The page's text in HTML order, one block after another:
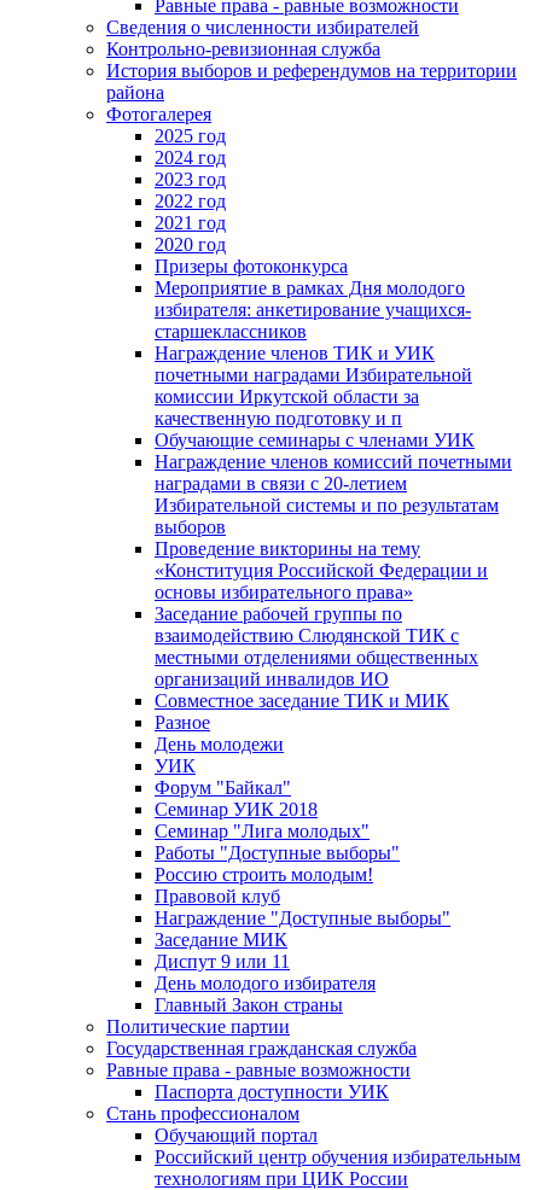
Равные права - равные возможности
Сведения о численности избирателей
Контрольно-ревизионная служба
История выборов и референдумов на территории
района
Фотогалерея
2025 год
2024 год
2023 год
2022 год
2021 год
2020 год
Призеры фотоконкурса
Мероприятие в рамках Дня молодого
избирателя: анкетирование учащихся-
старшеклассников
Награждение членов ТИК и УИК
почетными наградами Избирательной
комиссии Иркутской области за
качественную подготовку и п
Обучающие семинары с членами УИК
Награждение членов комиссий почетными
наградами в связи с 20-летием
Избирательной системы и по результатам
выборов
Проведение викторины на тему
«Конституция Российской Федерации и
основы избирательного права»
Заседание рабочей группы по
взаимодействию Слюдянской ТИК с
местными отделениями общественных
организаций инвалидов ИО
Совместное заседание ТИК и МИК
Разное
День молодежи
УИК
Форум "Байкал"
Семинар УИК 2018
Семинар "Лига молодых"
Работы "Доступные выборы"
Россию строить молодым!
Правовой клуб
Награждение "Доступные выборы"
Заседание МИК
Диспут 9 или 11
День молодого избирателя
Главный Закон страны
Политические партии
Государственная гражданская служба
Равные права - равные возможности
Паспорта доступности УИК
Стань профессионалом
Обучающий портал
Российский центр обучения избирательным
технологиям при ЦИК России